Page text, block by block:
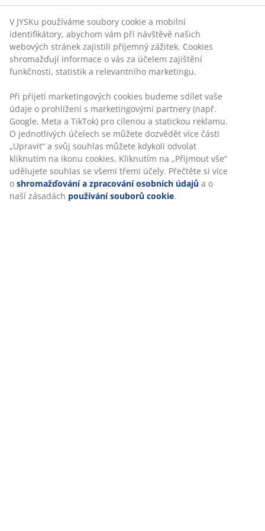
V JYSKu používáme soubory cookie a mobilní
identifikátory, abychom vám při návštěvě našich
webových stránek zajistili příjemný zážitek. Cookies
shromažďují informace o vás za účelem zajištění
funkčnosti, statistik a relevantního marketingu.
Při přijetí marketingových cookies budeme sdílet vaše
údaje o prohlížení s marketingovými partnery (např.
Google, Meta a TikTok) pro cílenou a statickou reklamu.
O jednotlivých účelech se můžete dozvědět více části
„Upravit“ a svůj souhlas můžete kdykoli odvolat
kliknutím na ikonu cookies. Kliknutím na „Přijmout vše“
udělujete souhlas se všemi třemi účely. Přečtěte si více
o shromažďování a zpracování osobních údajů a o
naší zásadách používání souborů cookie.